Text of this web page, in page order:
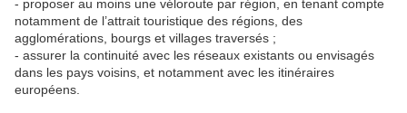
- proposer au moins une véloroute par région, en tenant compte
notamment de l’attrait touristique des régions, des
agglomérations, bourgs et villages traversés ;
- assurer la continuité avec les réseaux existants ou envisagés
dans les pays voisins, et notamment avec les itinéraires
européens.